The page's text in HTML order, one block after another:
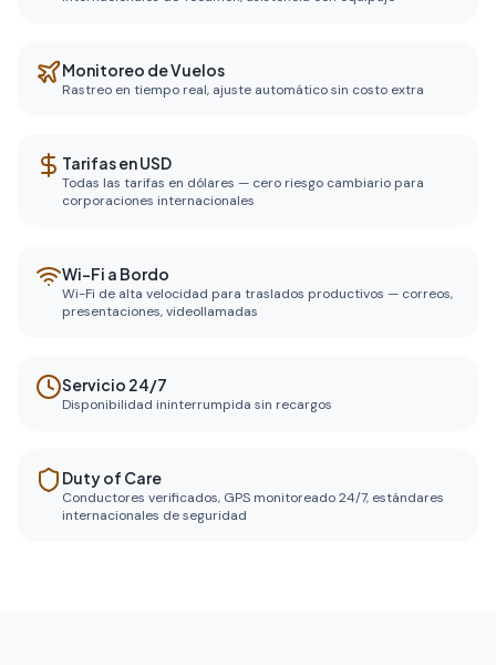
Monitoreo de Vuelos
Rastreo en tiempo real, ajuste automático sin costo extra
Tarifas en USD
Todas las tarifas en dólares — cero riesgo cambiario para
corporaciones internacionales
Wi-Fi a Bordo
Wi-Fi de alta velocidad para traslados productivos — correos,
presentaciones, videollamadas
Servicio 24/7
Disponibilidad ininterrumpida sin recargos
Duty of Care
Conductores verificados, GPS monitoreado 24/7, estándares
internacionales de seguridad